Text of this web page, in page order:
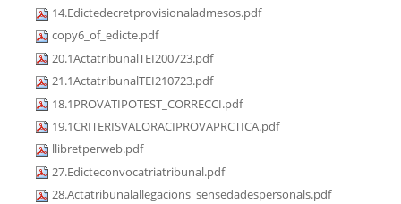
14.Edictedecretprovisionaladmesos.pdf
copy6_of_edicte.pdf
20.1ActatribunalTEI200723.pdf
21.1ActatribunalTEI210723.pdf
18.1PROVATIPOTEST_CORRECCI.pdf
19.1CRITERISVALORACIPROVAPRCTICA.pdf
llibretperweb.pdf
27.Edicteconvocatriatribunal.pdf
28.Actatribunalallegacions_sensedadespersonals.pdf